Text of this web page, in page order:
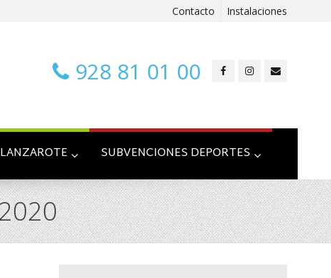
Contacto Instalaciones
928 81 01 00
SUBVENCIONES DEPORTES